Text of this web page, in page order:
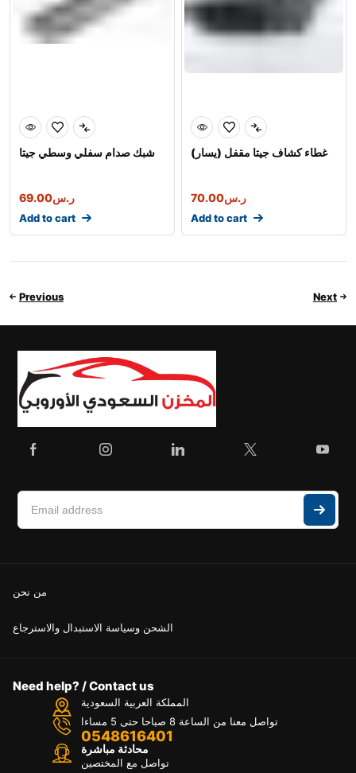
شبك صدام سفلي وسطي جيتا
ر.س69.00
Add to cart
غطاء كشاف جيتا مقفل (يسار)
ر.س70.00
Add to cart
Previous Next
من نحن
الشحن وسياسة الاستبدال والاسترجاع
Need help? / Contact us
المملكة العربية السعودية
تواصل معنا من الساعة 8 صباحا حتى 5 مساءا
0548616401
محادثة مباشرة
تواصل مع المختصين